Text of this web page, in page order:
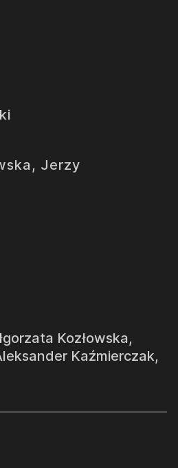
Jerzy
Kozłowska,
Kaźmierczak,